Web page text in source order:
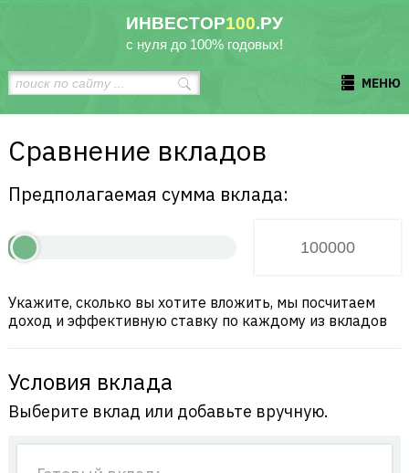
ИНВЕСТОР100.РУ
с нуля до 100% годовых!
МЕНЮ
Сравнение вкладов
Предполагаемая сумма вклада:
Укажите, сколько вы хотите вложить, мы посчитаем
доход и эффективную ставку по каждому из вкладов
Условия вклада
Выберите вклад или добавьте вручную.